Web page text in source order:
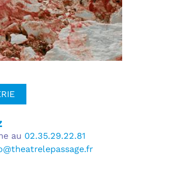
au 02.35.29.22.81